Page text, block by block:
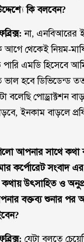
কি বলবেন?
না, এনবিআরের
থেকেই নিয়ম-
পারি এমডি হিসেবে
হবে ডিভিডেন্ড
পোড্রাক্টশন
ইনকাম বাড়লে
আপনার সাথে কথা
কর্পোরেট সংবাদ
উৎসাহিত ও
বক্তব্য শুনার পর
যেটা বলতে